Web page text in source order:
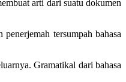
arti dari suatu dokumen
tersumpah bahasa
Gramatikal dari bahasa